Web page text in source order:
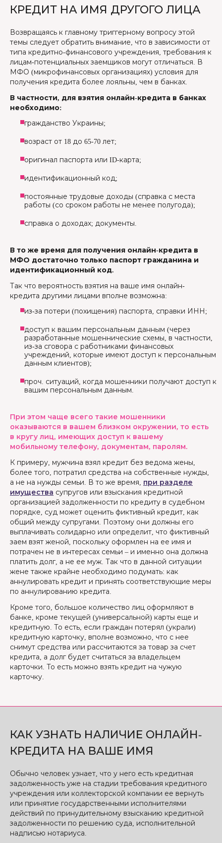
КРЕДИТ НА ИМЯ ДРУГОГО ЛИЦА
Возвращаясь к главному триггерному вопросу этой
темы следует обратить внимание, что в зависимости от
типа кредитно-финансового учреждения, требования к
лицам-потенциальных заемщиков могут отличаться. В
МФО (микрофинансовых организациях) условия для
получения кредита более лояльны, чем в банках.
В частности, для взятия онлайн-кредита в банках
необходимо:
гражданство Украины;
возраст от 18 до 65-70 лет;
оригинал паспорта или ID-карта;
идентификационный код;
постоянные трудовые доходы (справка с места
работы (со сроком работы не менее полугода);
справка о доходах; документы.
В то же время для получения онлайн-кредита в
МФО достаточно только паспорт гражданина и
идентификационный код.
Так что вероятность взятия на ваше имя онлайн-
кредита другими лицами вполне возможна:
из-за потери (похищения) паспорта, справки ИНН;
доступ к вашим персональным данным (через
разработанные мошеннические схемы, в частности,
из-за сговора с работниками финансовых
учреждений, которые имеют доступ к персональным
данным клиентов);
проч. ситуаций, когда мошенники получают доступ к
вашим персональным данным.
При этом чаще всего такие мошенники
оказываются в вашем близком окружении, то есть
в кругу лиц, имеющих доступ к вашему
мобильному телефону, документам, паролям.
К примеру, мужчина взял кредит без ведома жены,
более того, потратил средства на собственные нужды,
а не на нужды семьи. В то же время, при разделе
имущества супругов или взыскания кредитной
организацией задолженности по кредиту в судебном
порядке, суд может оценить фиктивный кредит, как
общий между супругами. Поэтому они должны его
выплачивать солидарно или определит, что фиктивный
заем взят женой, поскольку оформлен на ее имя и
потрачен не в интересах семьи – и именно она должна
платить долг, а не ее муж. Так что в данной ситуации
жене также крайне необходимо подумать: как
аннулировать кредит и принять соответствующие меры
по аннулированию кредита.
Кроме того, большое количество лиц оформляют в
банке, кроме текущей (универсальной) карты еще и
кредитную. То есть, если граждан потерял (украли)
кредитную карточку, вполне возможно, что с нее
снимут средства или рассчитаются за товар за счет
кредита, а долг будет считаться за владельцем
карточки. То есть можно взять кредит на чужую
карточку.
КАК УЗНАТЬ НАЛИЧИЕ ОНЛАЙН-
КРЕДИТА НА ВАШЕ ИМЯ
Обычно человек узнает, что у него есть кредитная
задолженность уже на стадии требования кредитного
учреждения или коллекторской компании ее вернуть
или принятие государственными исполнителями
действий по принудительному взысканию кредитной
задолженности по решению суда, исполнительной
надписью нотариуса.